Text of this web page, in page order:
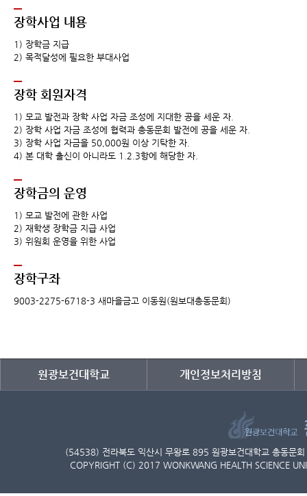
장학사업 내용
1) 장학금 지급
2) 목적달성에 필요한 부대사업
장학 회원자격
1) 모교 발전과 장학 사업 자금 조성에 지대한 공을 세운 자.
2) 장학 사업 자금 조성에 협력과 총동문회 발전에 공을 세운 자.
3) 장학 사업 자금을 50,000원 이상 기탁한 자.
4) 본 대학 출신이 아니라도 1.2.3항에 해당한 자.
장학금의 운영
1) 모교 발전에 관한 사업
2) 재학생 장학금 지급 사업
3) 위원회 운영을 위한 사업
장학구좌
9003-2275-6718-3 새마을금고 이동원(원보대총동문회)
원광보건대학교 개인정보처리방침
(54538) 전라북도 익산시 무왕로 895 원광보건대학교 총동문
COPYRIGHT (C) 2017 WONKWANG HEALTH SCIENCE